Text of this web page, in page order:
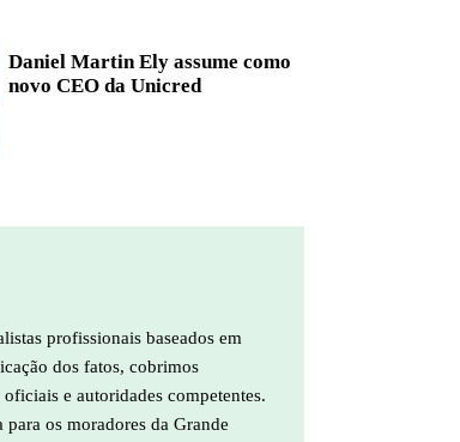
Daniel Martin Ely assume como
novo CEO da Unicred
profissionais baseados em
dos fatos, cobrimos
e autoridades competentes.
os moradores da Grande